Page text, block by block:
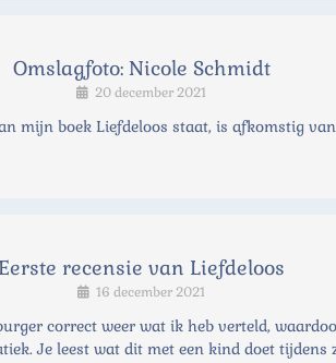
Omslagfoto: Nicole Schmidt
20 december 2021
mijn boek Liefdeloos staat, is afkomstig
Eerste recensie van Liefdeloos
16 december 2021
correct weer wat ik heb verteld,
Je leest wat dit met een kind doet